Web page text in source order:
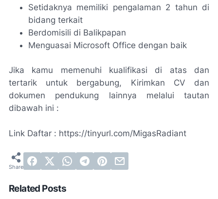
Setidaknya memiliki pengalaman 2 tahun di
bidang terkait
Berdomisili di Balikpapan
Menguasai Microsoft Office dengan baik
Jika kamu memenuhi kualifikasi di atas dan
tertarik untuk bergabung, Kirimkan CV dan
dokumen pendukung lainnya melalui tautan
dibawah ini :
Link Daftar : https://tinyurl.com/MigasRadiant
Related Posts